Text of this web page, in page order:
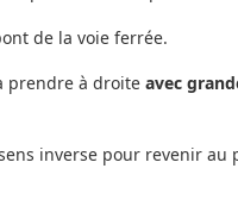
de la voie ferrée.
prendre à droite avec
inverse pour revenir